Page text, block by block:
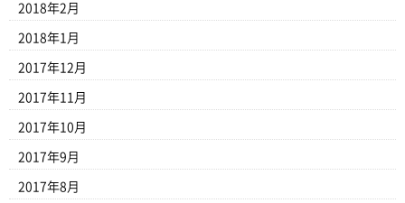
2018年2月
2018年1月
2017年12月
2017年11月
2017年10月
2017年9月
2017年8月